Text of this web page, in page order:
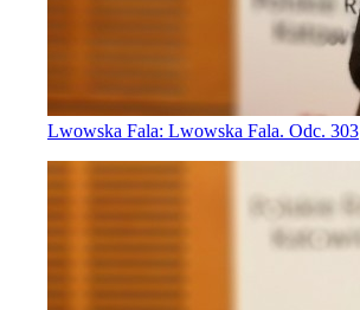
Lwowska Fala: Lwowska Fala. Odc. 303